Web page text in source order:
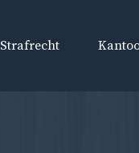
Strafrecht